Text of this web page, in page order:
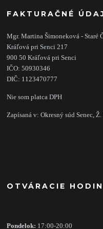
FAKTURAČNÉ
Mgr. Martina Šimoneková - Staré
Kráľová pri Senci 217
900 50 Kráľová pri Senci
IČO: 50930346
DIČ: 1123470777
Nie som platca DPH
Zapísaná v: Okresný súd Senec,
OTVÁRACIE
Pondelok: 17:00-20:00